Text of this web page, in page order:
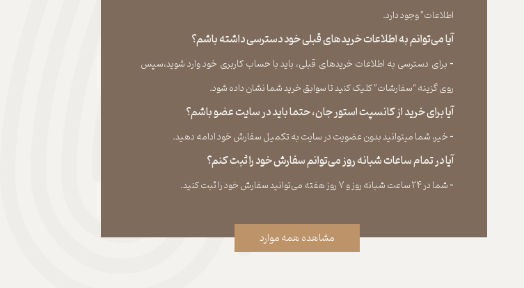
اطلاعات” وجود دارد.​​​​​​​
آیا می‌‏توانم به اطلاعات خریدهای قبلی خود دسترسی داشته باشم؟
​​​​​​​- برای دسترسی به اطلاعات خریدهای قبلی، باید با حساب کاربری خود وارد شوید،سپس
روی گزینه “سفارشات” کلیک کنید تا سوابق خرید شما نشان داده ‏شود.​​​​​​​
آیا برای خرید از کانسپت استور جان، حتما باید در سایت عضو باشم؟
​​​​​​​- خیر، شما میتوانید بدون عضویت در سایت به تکمیل سفارش خود ادامه دهید.​​​​​​​
آیا در تمام ساعات شبانه روز می‌توانم سفارش خود را ثبت کنم؟
​​​​​​​​​​​​​​- شما در ۲۴ ساعت شبانه روز و ۷ روز هفته می‌‏توانید سفارش خود را ثبت کنید.
مشاهده همه موارد